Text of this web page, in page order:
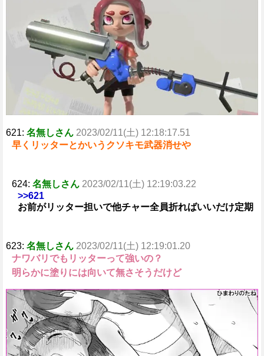
621: 名無しさん 2023/02/11(土) 12:18:17.51
早くリッターとかいうクソキモ武器消せや
624: 名無しさん 2023/02/11(土) 12:19:03.22
>>621
お前がリッター担いで他チャー全員折ればいいだけ定期
623: 名無しさん 2023/02/11(土) 12:19:01.20
ナワバリでもリッターって強いの？
明らかに塗りには向いて無さそうだけど